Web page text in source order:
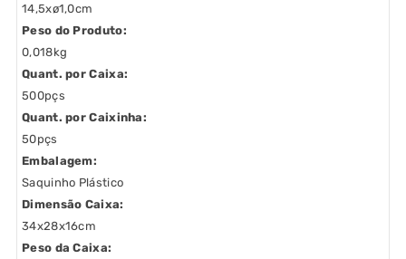
14,5xø1,0cm
Peso do Produto:
0,018kg
Quant. por Caixa:
500pçs
Quant. por Caixinha:
50pçs
Embalagem:
Saquinho Plástico
Dimensão Caixa:
34x28x16cm
Peso da Caixa: